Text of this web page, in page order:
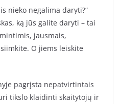
nieko negalima daryti?“
ką jūs galite daryti – tai
jausmais,
O jiems leiskite
pagrįsta nepatvirtintais
tikslo klaidinti skaitytojų ir